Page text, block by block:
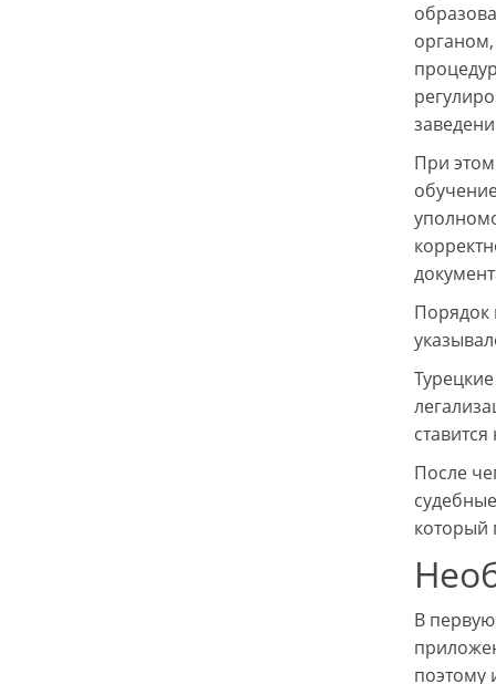
При
Порядок
После
который
В
поэтому